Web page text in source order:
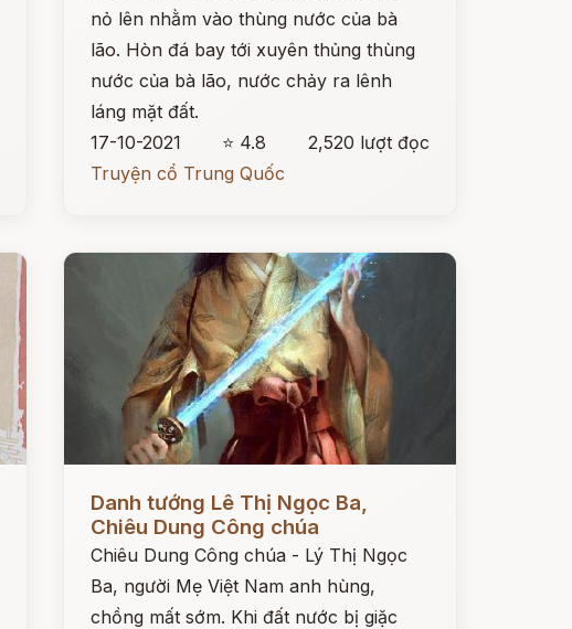
nỏ lên nhằm vào thùng nước của bà
lão. Hòn đá bay tới xuyên thủng thùng
nước của bà lão, nước chảy ra lênh
láng mặt đất.
17-10-2021
⭐ 4.8
2,520 lượt đọc
Truyện cổ Trung Quốc
Danh tướng Lê Thị Ngọc Ba,
Chiêu Dung Công chúa
Chiêu Dung Công chúa - Lý Thị Ngọc
Ba, người Mẹ Việt Nam anh hùng,
chồng mất sớm. Khi đất nước bị giặc